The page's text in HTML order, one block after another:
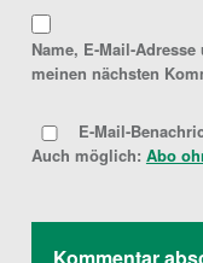
Name, E-Mail-
meinen nächsten
E-Mail-
Auch möglich: Abo